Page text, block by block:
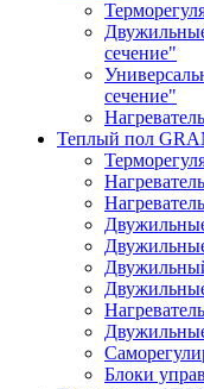
сечение"
сечение"
Теплый пол
Блоки